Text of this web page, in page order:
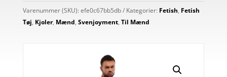
Varenummer (SKU): efe0c67bb5db Kategorier: Fetish, Fetish
Tøj, Kjoler, Mænd, Svenjoyment, Til Mænd